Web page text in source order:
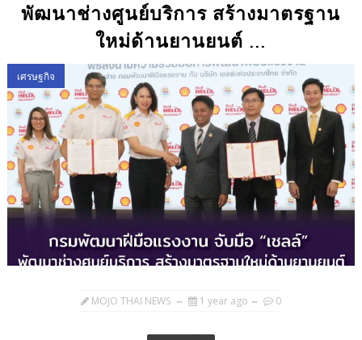
พัฒนาช่างศูนย์บริการ สร้างมาตรฐาน
ใหม่ด้านยานยนต์ ...
เศรษฐกิจ
MOJO THAI NEWS 1 year ago 0